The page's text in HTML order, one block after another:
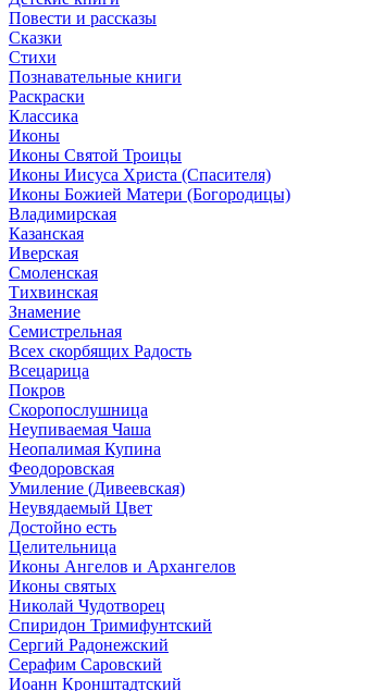
Повести и рассказы
Сказки
Стихи
Познавательные книги
Раскраски
Классика
Иконы
Иконы Святой Троицы
Иконы Иисуса Христа (Спасителя)
Иконы Божией Матери (Богородицы)
Владимирская
Казанская
Иверская
Смоленская
Тихвинская
Знамение
Семистрельная
Всех скорбящих Радость
Всецарица
Покров
Скоропослушница
Неупиваемая Чаша
Неопалимая Купина
Феодоровская
Умиление (Дивеевская)
Неувядаемый Цвет
Достойно есть
Целительница
Иконы Ангелов и Архангелов
Иконы святых
Николай Чудотворец
Спиридон Тримифунтский
Сергий Радонежский
Серафим Саровский
Иоанн Кронштадтский